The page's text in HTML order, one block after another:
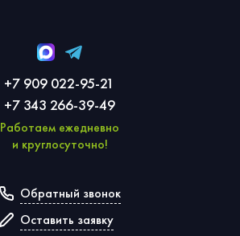
+7 909 022-95-21
+7 343 266-39-49
Работаем ежедневно
и круглосуточно!
Обратный звонок
Оставить заявку